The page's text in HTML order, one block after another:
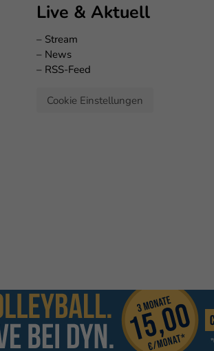
Live & Aktuell
– Stream
– News
– RSS-Feed
Cookie Einstellungen